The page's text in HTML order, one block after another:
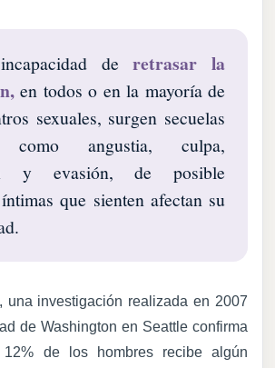
deretrasar la
en todos o en la mayoría de
sexuales, surgen secuelas
como angustia, culpa,
y evasión, de posible
que sienten afectan su
una investigación realizada en 2007
de Washington en Seattle confirma
de los hombres recibe algún